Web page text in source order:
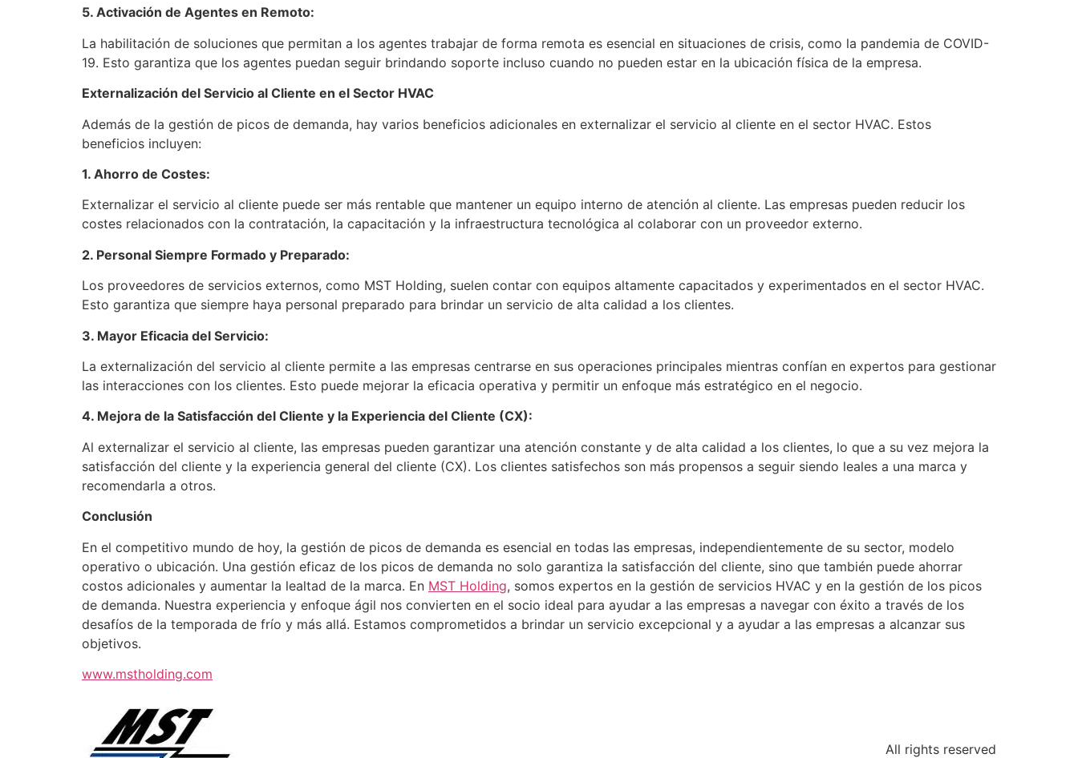
5. Activación de Agentes en Remoto:
La habilitación de soluciones que permitan a los agentes trabajar de forma remota es esencial en situaciones de crisis, como la pandemia de COVID-
19. Esto garantiza que los agentes puedan seguir brindando soporte incluso cuando no pueden estar en la ubicación física de la empresa.
Externalización del Servicio al Cliente en el Sector HVAC
Además de la gestión de picos de demanda, hay varios beneficios adicionales en externalizar el servicio al cliente en el sector HVAC. Estos
beneficios incluyen:
1. Ahorro de Costes:
Externalizar el servicio al cliente puede ser más rentable que mantener un equipo interno de atención al cliente. Las empresas pueden reducir los
costes relacionados con la contratación, la capacitación y la infraestructura tecnológica al colaborar con un proveedor externo.
2. Personal Siempre Formado y Preparado:
Los proveedores de servicios externos, como MST Holding, suelen contar con equipos altamente capacitados y experimentados en el sector HVAC.
Esto garantiza que siempre haya personal preparado para brindar un servicio de alta calidad a los clientes.
3. Mayor Eficacia del Servicio:
La externalización del servicio al cliente permite a las empresas centrarse en sus operaciones principales mientras confían en expertos para gestionar
las interacciones con los clientes. Esto puede mejorar la eficacia operativa y permitir un enfoque más estratégico en el negocio.
4. Mejora de la Satisfacción del Cliente y la Experiencia del Cliente (CX):
Al externalizar el servicio al cliente, las empresas pueden garantizar una atención constante y de alta calidad a los clientes, lo que a su vez mejora la
satisfacción del cliente y la experiencia general del cliente (CX). Los clientes satisfechos son más propensos a seguir siendo leales a una marca y
recomendarla a otros.
Conclusión
En el competitivo mundo de hoy, la gestión de picos de demanda es esencial en todas las empresas, independientemente de su sector, modelo
operativo o ubicación. Una gestión eficaz de los picos de demanda no solo garantiza la satisfacción del cliente, sino que también puede ahorrar
costos adicionales y aumentar la lealtad de la marca. En MST Holding, somos expertos en la gestión de servicios HVAC y en la gestión de los picos
de demanda. Nuestra experiencia y enfoque ágil nos convierten en el socio ideal para ayudar a las empresas a navegar con éxito a través de los
desafíos de la temporada de frío y más allá. Estamos comprometidos a brindar un servicio excepcional y a ayudar a las empresas a alcanzar sus
objetivos.
www.mstholding.com
All rights reserved